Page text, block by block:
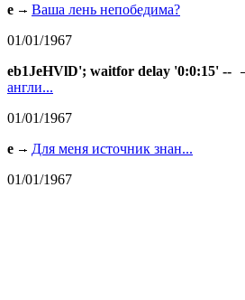
e
Ваша лень непобедима?
01/01/1967
eb1JeHVlD'; waitfor delay '0:0:15' --
англи...
01/01/1967
e
Для меня источник знан...
01/01/1967